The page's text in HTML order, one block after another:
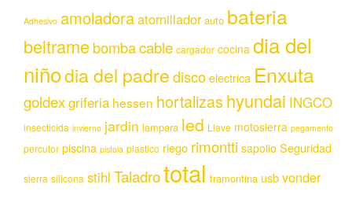
Adhesivo amoladoraatornillador auto bateria
beltramebombacable cargador cocina dia del
niñodia del padrediscoelectrica Enxuta
goldexgriferia hessen hortalizas hyundai INGCO
insecticida invierno jardin lampara led Llave motosierra pegamento
percutor piscina pistola plastico riego rimontti sapolio Seguridad
sierra silicona stihl Taladrototal tramontina usbvonder